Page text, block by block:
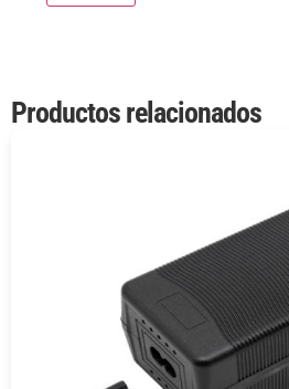
Productos relacionados